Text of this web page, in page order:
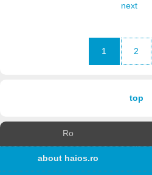
next
1 2
top
Ro
about haios.ro